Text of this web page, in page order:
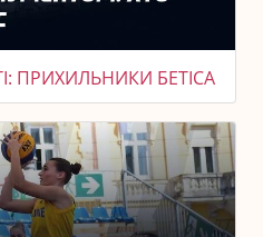
ПРИХИЛЬНИКИ БЕТІСА